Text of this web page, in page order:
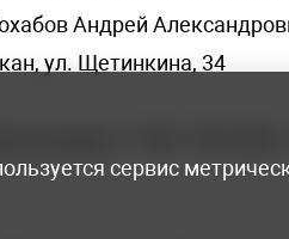
Андрей
ул. Щетинкина, 34
сервис